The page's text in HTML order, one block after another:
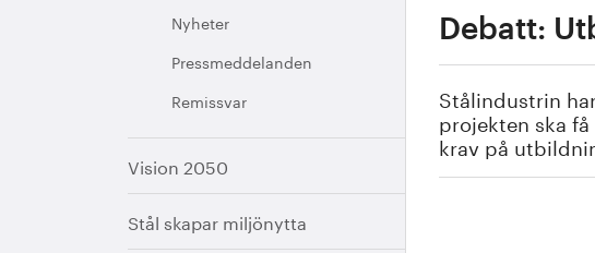
Nyheter
Pressmeddelanden
Remissvar
Vision 2050
Stål skapar miljönytta
Debatt:
Stålindustrin
projekten ska
krav på